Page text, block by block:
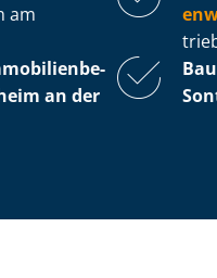
am
an der